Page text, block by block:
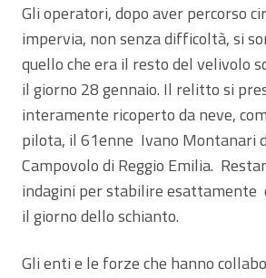
Gli operatori, dopo aver percorso
impervia, non senza difficoltà, si
quello che era il resto del velivolo
il giorno 28 gennaio. Il relitto si
interamente ricoperto da neve,
pilota, il 61enne Ivano Montanari
Campovolo di Reggio Emilia.
indagini per stabilire esattamente
il giorno dello schianto.
Gli enti e le forze che hanno